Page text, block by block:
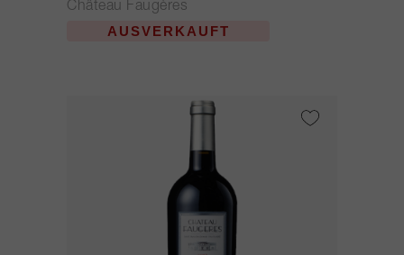
Château Faugères
AUSVERKAUFT